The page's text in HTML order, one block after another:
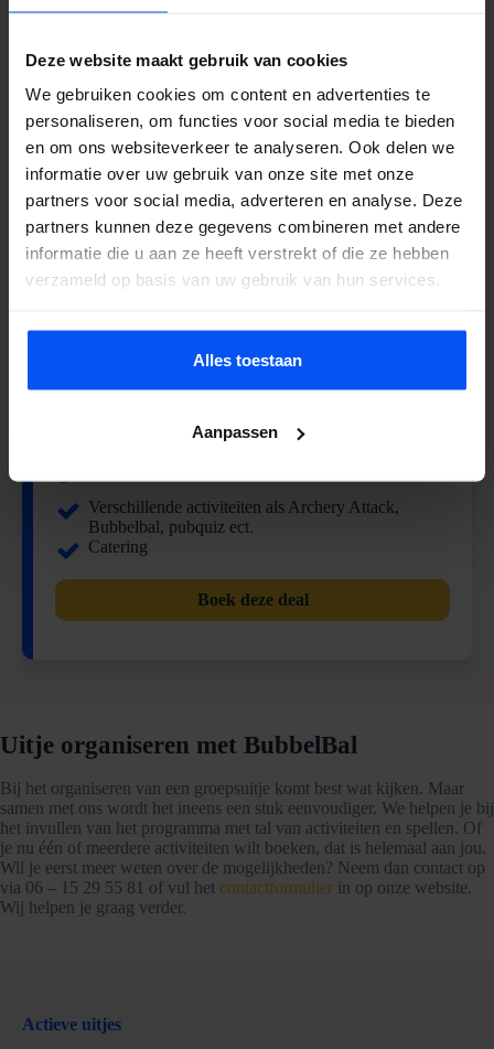
Deze website maakt gebruik van cookies
We gebruiken cookies om content en advertenties te
personaliseren, om functies voor social media te bieden
en om ons websiteverkeer te analyseren. Ook delen we
informatie over uw gebruik van onze site met onze
partners voor social media, adverteren en analyse. Deze
partners kunnen deze gegevens combineren met andere
informatie die u aan ze heeft verstrekt of die ze hebben
verzameld op basis van uw gebruik van hun services.
Alles toestaan
Aanpassen
1 uur lasergamen
Boek deze deal
+/- 2 uur spelplezier
Arrangement 3:
1 uur Archery Attack
1 uur Lasergamen
Verschillende activiteiten als Archery Attack,
Bubbelbal, pubquiz ect.
Catering
Boek deze deal
Uitje organiseren met BubbelBal
Bij het organiseren van een groepsuitje komt best wat kijken. Maar
samen met ons wordt het ineens een stuk eenvoudiger. We helpen je bij
het invullen van het programma met tal van activiteiten en spellen. Of
je nu één of meerdere activiteiten wilt boeken, dat is helemaal aan jou.
Wil je eerst meer weten over de mogelijkheden? Neem dan contact op
via 06 – 15 29 55 81 of vul het contactformulier in op onze website.
Wij helpen je graag verder.
Actieve uitjes